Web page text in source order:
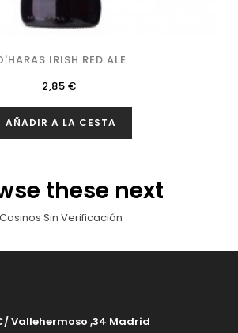
IRISH RED ALE
Precio
2,85 €
AÑADIR A LA CESTA
these next
Casinos Sin Verificación
Vallehermoso ,34 Madrid